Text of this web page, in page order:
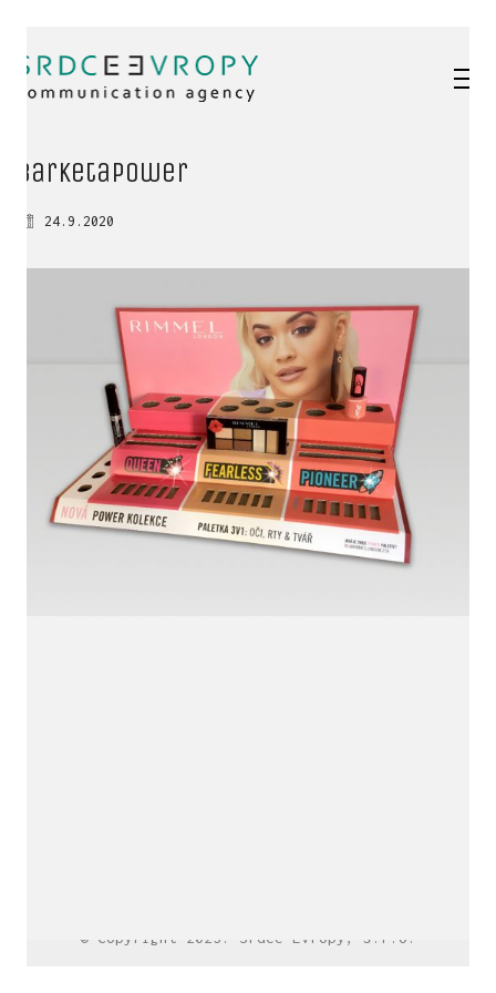
barketaPower
24.9.2020
© Copyright 2025. Srdce Evropy, s.r.o.